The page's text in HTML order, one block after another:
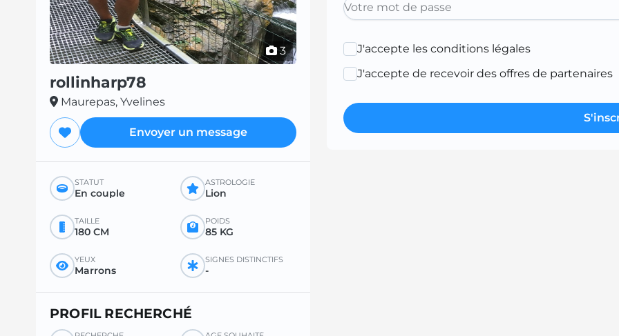
3
rollinharp78
Maurepas, Yvelines
Envoyer un message
STATUT
En couple
ASTROLOGIE
Lion
TAILLE
180 CM
POIDS
85 KG
YEUX
Marrons
SIGNES DISTINCTIFS
-
PROFIL RECHERCHÉ
J'accepte les conditions légales
J'accepte de recevoir des offres de partenaires